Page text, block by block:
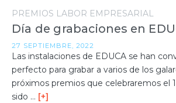
PREMIOS LABOR EMPRESARIAL
Día de grabaciones en
27 SEPTIEMBRE, 2022
Las instalaciones de EDUCA se han
perfecto para grabar a varios de los
próximos premios que celebraremos el
sido … [+]